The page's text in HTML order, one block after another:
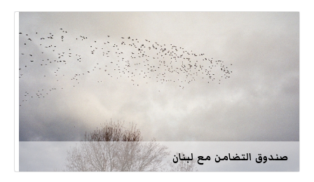
صندوق التضامن مع لبنان